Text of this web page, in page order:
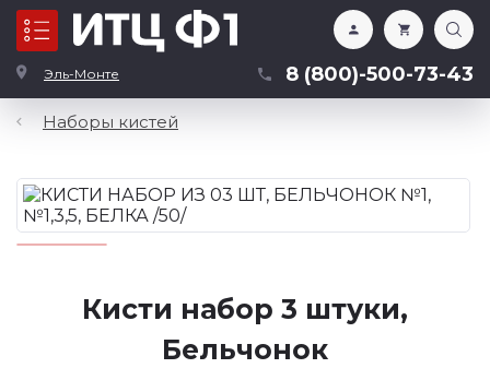
Эль-Монте 8 (800)-500-73-43
Каталог
Наборы кистей
Кисти набор 3 штуки,
Бельчонок